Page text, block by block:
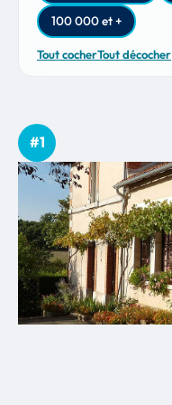
100 000 et +
Tout cocherTout décocher
#1